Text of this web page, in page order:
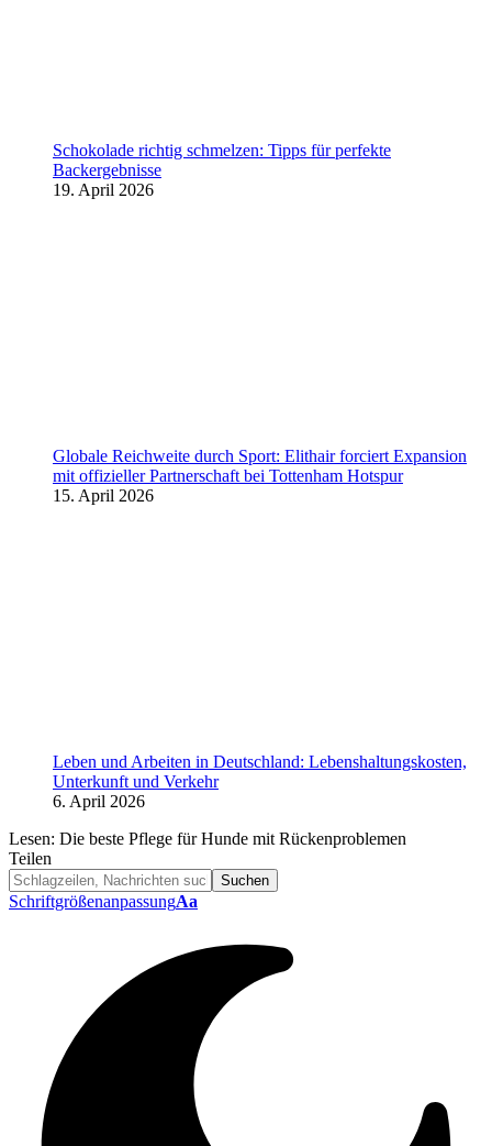
Schokolade richtig schmelzen: Tipps für perfekte
Backergebnisse
19. April 2026
Globale Reichweite durch Sport: Elithair forciert Expansion
mit offizieller Partnerschaft bei Tottenham Hotspur
15. April 2026
Leben und Arbeiten in Deutschland: Lebenshaltungskosten,
Unterkunft und Verkehr
6. April 2026
Lesen: Die beste Pflege für Hunde mit Rückenproblemen
Teilen
SchriftgrößenanpassungAa